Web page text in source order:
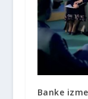
Banke